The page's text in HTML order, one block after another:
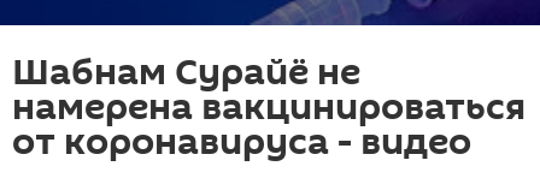
Шабнам Сурайё не
намерена вакцинироваться
от коронавируса - видео